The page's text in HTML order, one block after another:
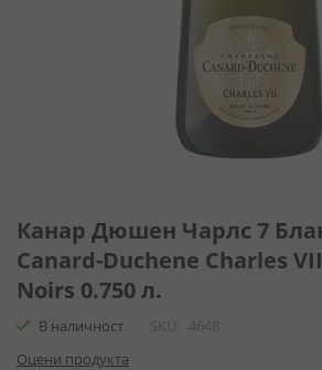
към
началото
на
галерия
снимки
Канар Дюшен Чарлс 7
Canard-Duchene Charles
Noirs 0.750 л.
В наличност SKU
4648
Оцени продукта